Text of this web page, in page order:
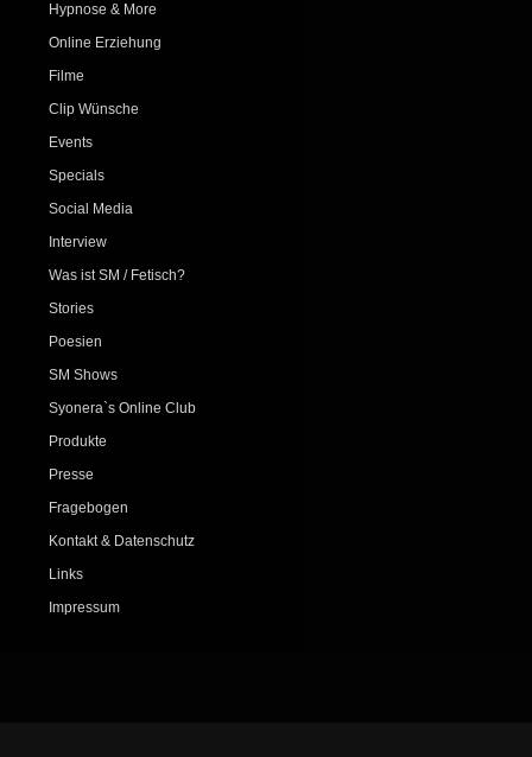
Hypnose & More
Online Erziehung
Filme
Clip Wünsche
Events
Specials
Social Media
Interview
Was ist SM / Fetisch?
Stories
Poesien
SM Shows
Syonera`s Online Club
Produkte
Presse
Fragebogen
Kontakt & Datenschutz
Links
Impressum